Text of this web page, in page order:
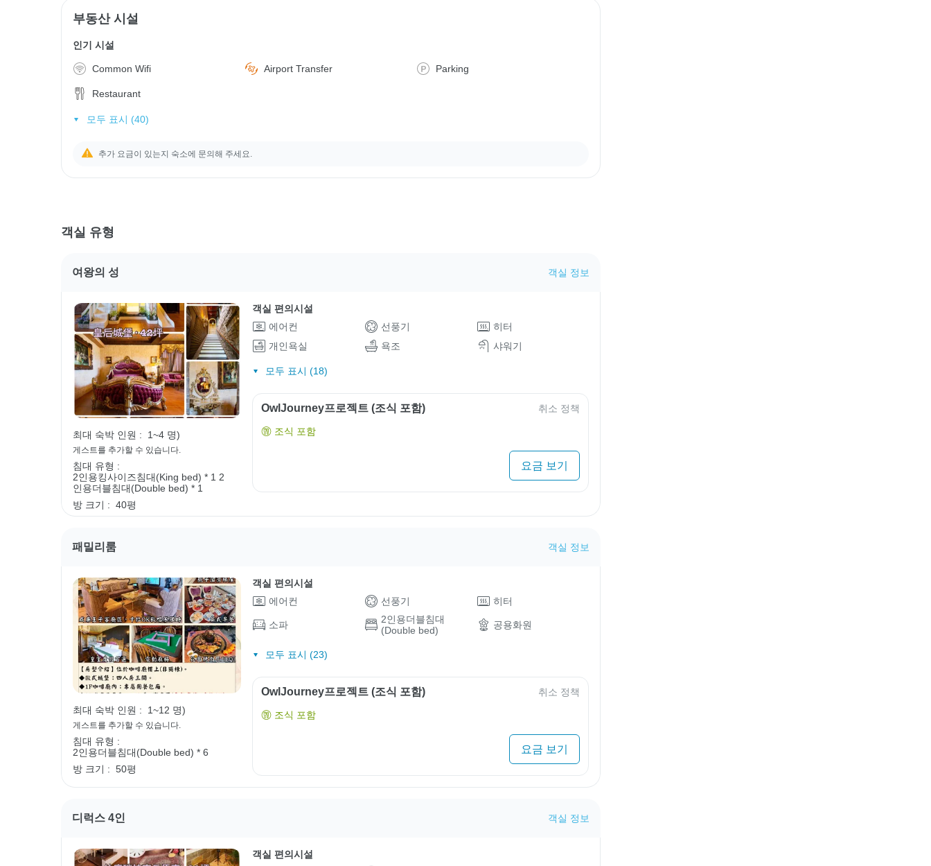
부동산 시설
인기 시설
Common Wifi Airport Transfer Parking
Restaurant
모두 표시 (40)
추가 요금이 있는지 숙소에 문의해 주세요.
객실 유형
여왕의 성 객실 정보
최대 숙박 인원 : 1~4 명)
게스트를 추가할 수 있습니다.
침대 유형 :
2인용킹사이즈침대(King bed) * 1 2
인용더블침대(Double bed) * 1
방 크기 : 40평
객실 편의시설
에어컨
선풍기
히터
개인욕실
욕조 샤워기
모두 표시 (18)
OwlJourney프로젝트 (조식 포함) 취소 정책
조식 포함
요금 보기
패밀리룸 객실 정보
최대 숙박 인원 : 1~12 명)
게스트를 추가할 수 있습니다.
침대 유형 :
2인용더블침대(Double bed) * 6
방 크기 : 50평
객실 편의시설
에어컨
선풍기 히터
소파
2인용더블침대
(Double bed)
공용화원
모두 표시 (23)
OwlJourney프로젝트 (조식 포함) 취소 정책
조식 포함
요금 보기
디럭스 4인 객실 정보
객실 편의시설